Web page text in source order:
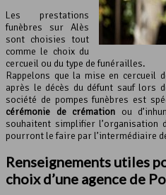
Les prestations
funèbres sur Alès
sont choisies tout
comme le choix du
cercueil ou du type de funérailles.
Rappelons que la mise en
après le décès du défunt sauf lors
société de pompes funèbres est
cérémonie de crémation ou
souhaitent simplifier l’organisation
pourront le faire par l’intermédiaire
Renseignements utiles
choix d’une agence de